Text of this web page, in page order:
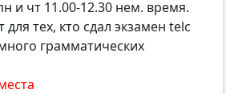
и чт 11.00-12.30 нем. время.
для тех, кто сдал экзамен telc
грамматических